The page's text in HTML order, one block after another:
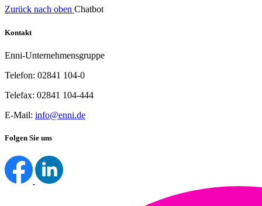
Zurück nach oben Chatbot
Kontakt
Enni-Unternehmensgruppe
Telefon: 02841 104-0
Telefax: 02841 104-444
E-Mail: info@enni.de
Folgen Sie uns